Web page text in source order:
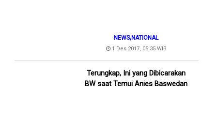
NEWS,NATIONAL
1 Des 2017, 05:35 WIB
Terungkap, Ini yang Dibicarakan
BW saat Temui Anies Baswedan